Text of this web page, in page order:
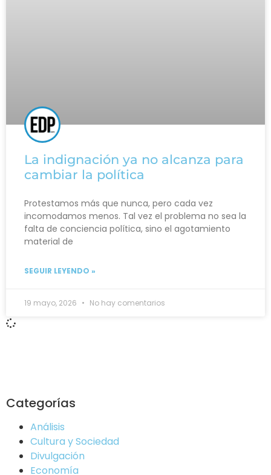
La indignación ya no alcanza para
cambiar la política
Protestamos más que nunca, pero cada vez
incomodamos menos. Tal vez el problema no sea la
falta de conciencia política, sino el agotamiento
material de
SEGUIR LEYENDO »
19 mayo, 2026 No hay comentarios
Categorías
Análisis
Cultura y Sociedad
Divulgación
Economía